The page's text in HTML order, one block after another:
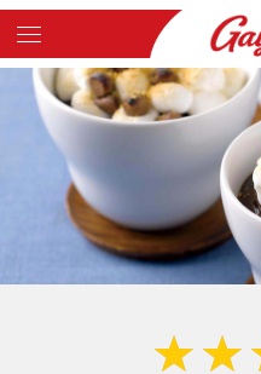
Skip
to
main
content
Main
Content